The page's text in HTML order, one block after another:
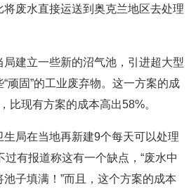
废水直接运送到奥克兰地区去处理
建立一些新的沼气池，引进超大型
顽固”的工业废弃物。这一方案的成
，比现有方案的成本高出58%。
局在当地再新建9个每天可以处理
有报道称这有一个缺点，“废水中
子填满！”而且，这个方案的成本